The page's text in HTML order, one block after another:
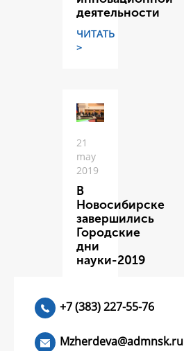
деятельности
ЧИТАТЬ
>
21
may
2019
В
Новосибирске
завершились
Городские
дни
науки-2019
+7 (383) 227-55-76
Mzherdeva@admnsk.ru